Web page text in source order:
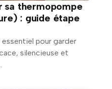
sa thermopompe
: guide étape
pour garder
silencieuse et